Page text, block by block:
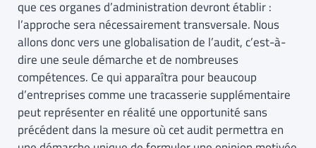
que ces organes d’administration devront établir :
l’approche sera nécessairement transversale. Nous
allons donc vers une globalisation de l’audit, c’est-à-
dire une seule démarche et de nombreuses
compétences. Ce qui apparaîtra pour beaucoup
d’entreprises comme une tracasserie supplémentaire
peut représenter en réalité une opportunité sans
précédent dans la mesure où cet audit permettra en